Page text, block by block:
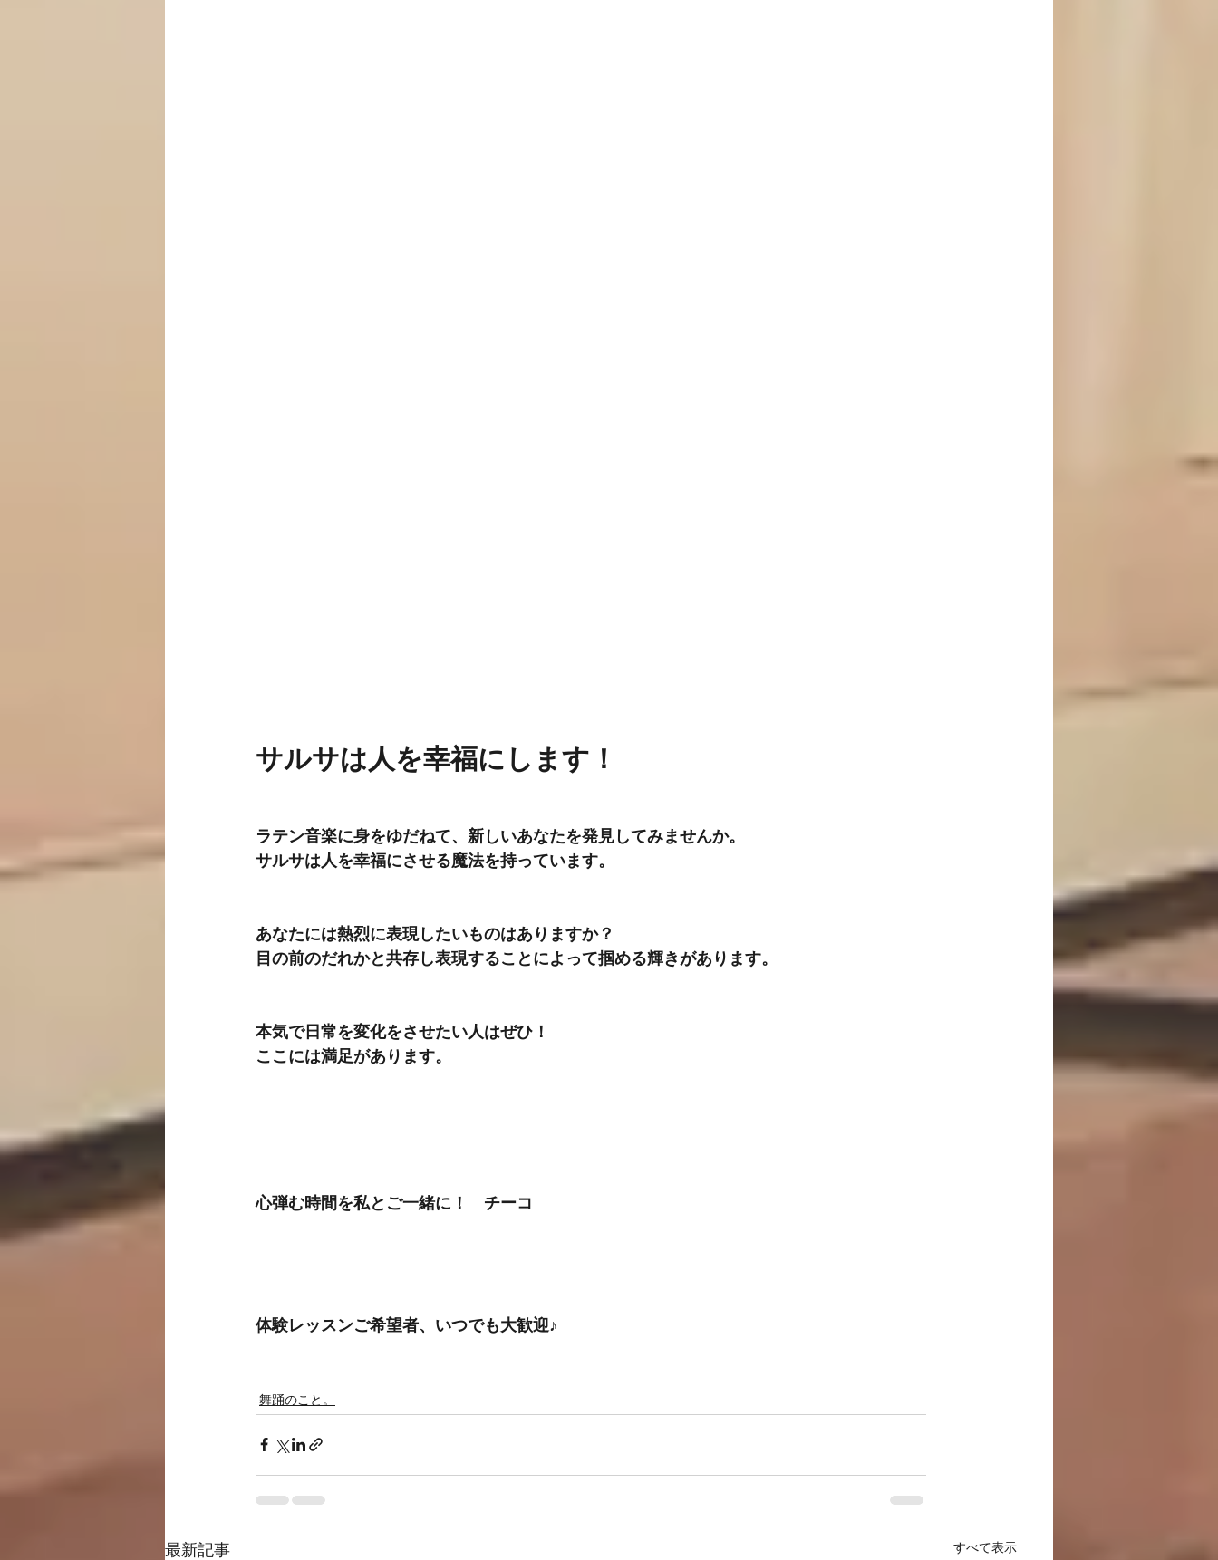
サルサは人を幸福にします！
ラテン音楽に身をゆだねて、新しいあなたを発見してみませんか。
サルサは人を幸福にさせる魔法を持っています。
あなたには熱烈に表現したいものはありますか？
目の前のだれかと共存し表現することによって掴める輝きがあります。
本気で日常を変化をさせたい人はぜひ！
ここには満足があります。
心弾む時間を私とご一緒に！　チーコ
体験レッスンご希望者、いつでも大歓迎♪
舞踊のこと。
最新記事 すべて表示